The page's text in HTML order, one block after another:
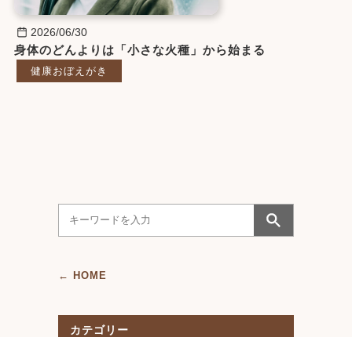
2026/06/30
身体のどんよりは「小さな火種」から始まる
健康おぼえがき
← HOME
カテゴリー